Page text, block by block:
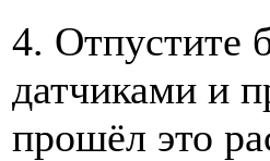
4. Отпустите
датчиками и
прошёл это